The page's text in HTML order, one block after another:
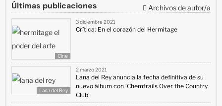
Últimas publicaciones Archivos de autor/a
Cine
3 diciembre 2021
Crítica: En el corazón del Hermitage
Lana del Rey
2 marzo 2021
Lana del Rey anuncia la fecha definitiva de su
nuevo álbum con ‘Chemtrails Over the Country
Club’